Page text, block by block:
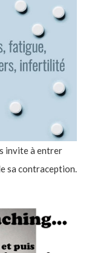
invite à entrer
sa contraception.